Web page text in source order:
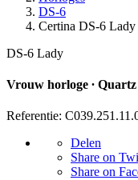
DS-6
Certina DS-6
DS-6 Lady
Vrouw horloge ∙
Referentie:
Delen
Share on
Share on